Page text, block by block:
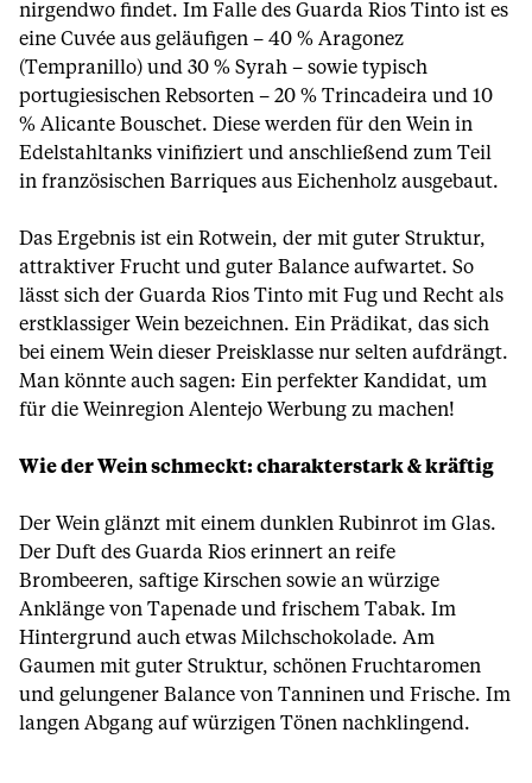
nirgendwo findet. Im Falle des Guarda Rios Tinto ist es
eine Cuvée aus geläufigen – 40 % Aragonez
(Tempranillo) und 30 % Syrah – sowie typisch
portugiesischen Rebsorten – 20 % Trincadeira und 10
% Alicante Bouschet. Diese werden für den Wein in
Edelstahltanks vinifiziert und anschließend zum Teil
in französischen Barriques aus Eichenholz ausgebaut.
Das Ergebnis ist ein Rotwein, der mit guter Struktur,
attraktiver Frucht und guter Balance aufwartet. So
lässt sich der Guarda Rios Tinto mit Fug und Recht als
erstklassiger Wein bezeichnen. Ein Prädikat, das sich
bei einem Wein dieser Preisklasse nur selten aufdrängt.
Man könnte auch sagen: Ein perfekter Kandidat, um
für die Weinregion Alentejo Werbung zu machen!
Wie der Wein schmeckt: charakterstark & kräftig
Der Wein glänzt mit einem dunklen Rubinrot im Glas.
Der Duft des Guarda Rios erinnert an reife
Brombeeren, saftige Kirschen sowie an würzige
Anklänge von Tapenade und frischem Tabak. Im
Hintergrund auch etwas Milchschokolade. Am
Gaumen mit guter Struktur, schönen Fruchtaromen
und gelungener Balance von Tanninen und Frische. Im
langen Abgang auf würzigen Tönen nachklingend.